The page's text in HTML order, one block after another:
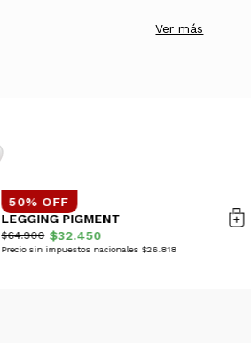
Ver más
50% OFF
LEGGING PIGMENT
$64.900 $32.450
Precio sin impuestos nacionales $26.818